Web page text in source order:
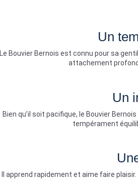
Un
Le Bouvier Bernois est connu pour sa
attachement
Un
Bien qu’il soit pacifique, le Bouvier
tempérament
Il apprend rapidement et aime faire